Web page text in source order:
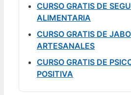
CURSO GRATIS DE
ALIMENTARIA
CURSO GRATIS DE
ARTESANALES
CURSO GRATIS DE
POSITIVA